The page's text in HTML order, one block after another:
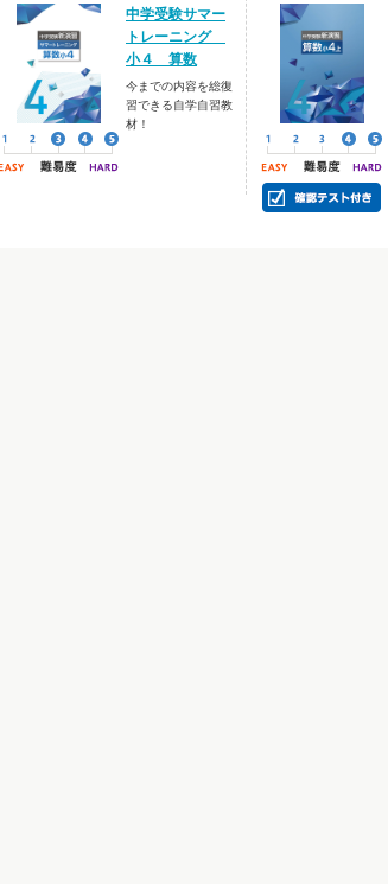
中学受験サマー
トレーニング
小４ 算数
今までの内容を総復
習できる自学自習教
材！